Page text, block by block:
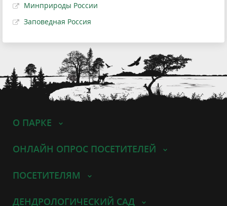
Минприроды России
Заповедная Россия
О ПАРКЕ
ОНЛАЙН ОПРОС ПОСЕТИТЕЛЕЙ
ПОСЕТИТЕЛЯМ
ДЕНДРОЛОГИЧЕСКИЙ САД